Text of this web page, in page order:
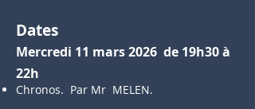
Dates
Mercredi 11 mars 2026 de 19h30 à
22h
Chronos. Par Mr MELEN.